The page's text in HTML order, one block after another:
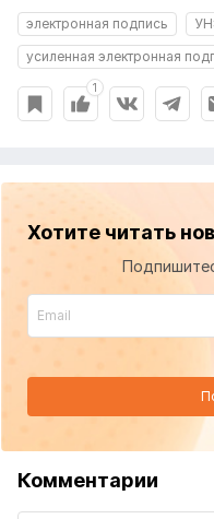
электронная подпись
усиленная электронная
1
Хотите читать
Комментарии